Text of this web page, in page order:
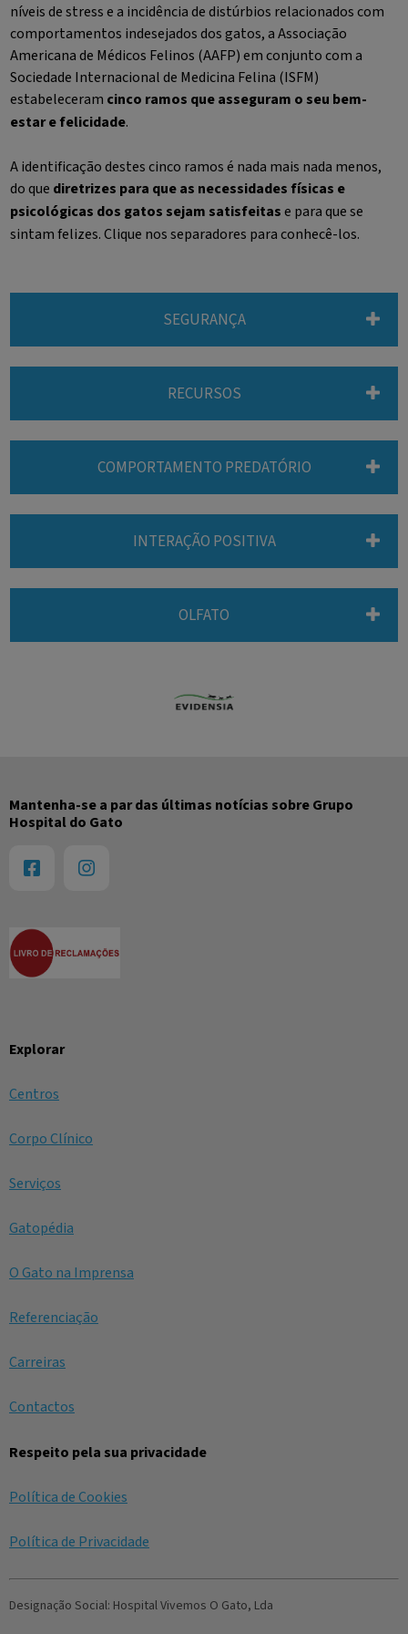
níveis de stress e a incidência de distúrbios relacionados com
comportamentos indesejados dos gatos, a Associação
Americana de Médicos Felinos (AAFP) em conjunto com a
Sociedade Internacional de Medicina Felina (ISFM)
estabeleceram cinco ramos que asseguram o seu bem-
estar e felicidade.
A identificação destes cinco ramos é nada mais nada menos,
do que diretrizes para que as necessidades físicas e
psicológicas dos gatos sejam satisfeitas e para que se
sintam felizes. Clique nos separadores para conhecê-los.
SEGURANÇA
RECURSOS
COMPORTAMENTO PREDATÓRIO
INTERAÇÃO POSITIVA
OLFATO
Explorar
Centros
Corpo Clínico
Serviços
Gatopédia
O Gato na Imprensa
Referenciação
Carreiras
Contactos
Respeito pela sua privacidade
Política de Cookies
Política de Privacidade
Mantenha-se a par das últimas notícias sobre Grupo
Hospital do Gato
Designação Social: Hospital Vivemos O Gato, Lda